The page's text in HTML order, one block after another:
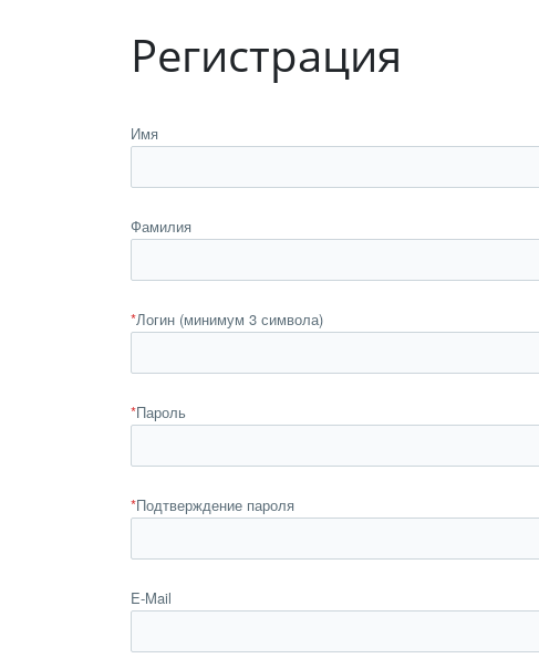
Регистрация
Имя
Фамилия
*Логин (минимум 3 символа)
*Пароль
*Подтверждение пароля
E-Mail